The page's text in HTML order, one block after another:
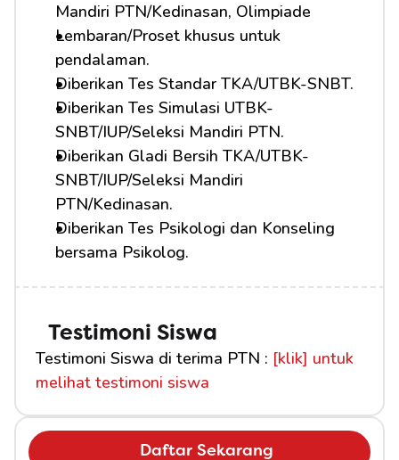
Daftar Sekarang
Mandiri PTN/Kedinasan, Olimpiade
Lembaran/Proset khusus untuk
pendalaman.
Diberikan Tes Standar TKA/UTBK-SNBT.
Diberikan Tes Simulasi UTBK-
SNBT/IUP/Seleksi Mandiri PTN.
Diberikan Gladi Bersih TKA/UTBK-
SNBT/IUP/Seleksi Mandiri
PTN/Kedinasan.
Diberikan Tes Psikologi dan Konseling
bersama Psikolog.
Testimoni Siswa
Testimoni Siswa di terima PTN : [klik] untuk
melihat testimoni siswa